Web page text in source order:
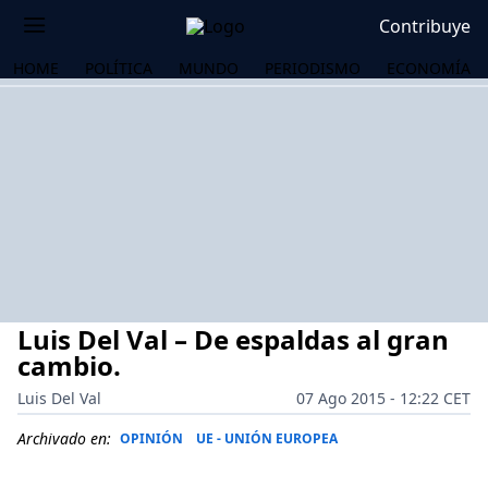
Contribuye
HOME POLÍTICA MUNDO PERIODISMO ECONOMÍA
Luis Del Val – De espaldas al gran
cambio.
Luis Del Val
07 Ago 2015 - 12:22 CET
Archivado en: OPINIÓN UE - UNIÓN EUROPEA